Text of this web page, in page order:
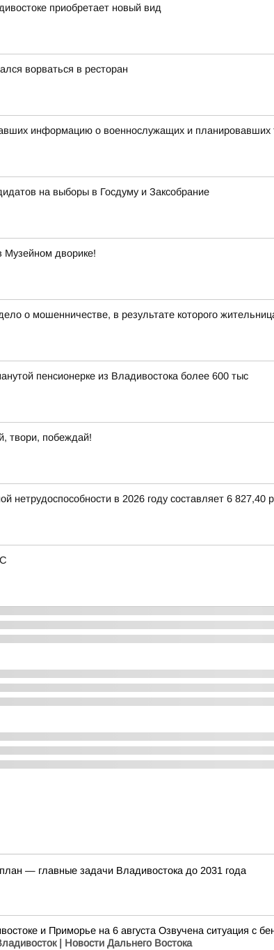
приобретает новый вид
ворваться в ресторан
информацию о военнослужащих и планировавших
на выборы в Госдуму и Заксобрание
Музейном дворике!
о мошенничестве, в результате которого
пенсионерке из Владивостока более 600 тыс
твори, побеждай!
нетрудоспособности в 2026 году составляет 6 827,40
— главные задачи Владивостока до 2031 года
и Приморье на 6 августа Озвучена ситуация с
| Новости Дальнего Востока